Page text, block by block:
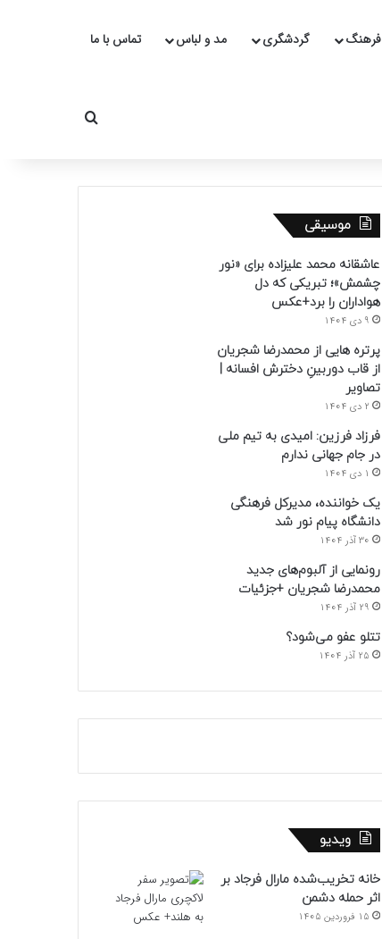
فرهنگ گردشگری مد و لباس تماس با ما
جستجو برای
موسیقی
عاشقانه محمد علیزاده برای «نور
چشمش»؛ تبریکی که دل
هواداران را برد+عکس
9 دی 1404
پرتره هایی از محمدرضا شجریان
از قاب دوربینِ دخترش افسانه |
تصاویر
2 دی 1404
فرزاد فرزین: امیدی به تیم ملی
در جام جهانی ندارم
1 دی 1404
یک خواننده، مدیرکل فرهنگی
دانشگاه پیام نور شد
30 آذر 1404
رونمایی از آلبوم‌های جدید
محمدرضا شجریان +جزئیات
29 آذر 1404
تتلو عفو می‌شود؟
25 آذر 1404
ویدیو
خانه تخریب‌شده مارال فرجاد بر
اثر حمله دشمن
15 فروردین 1405